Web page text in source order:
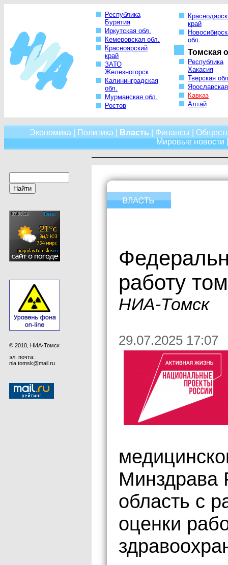
Республика
Бурятия
Иркутская обл.
Кемеровская обл.
Красноярский
край
ЗАТО
Железногорск
Калининградская
обл.
Мурманская обл.
Ростов
край
обл.
Томская
Республика
Хакасия
Тверская
Кавказ
Алтай
Экономика Политика Власть Финансы
Мировые новости
© 2010, НИА-Томск
эл. почта:
nia.tomsk@mail.ru
работу
НИА-Томск
29.07.2025 17:07
Минздрава
область с
оценки